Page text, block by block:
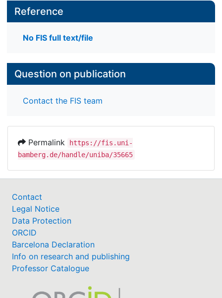
Reference
No FIS full text/file
Question on publication
Contact the FIS team
Permalink
https://fis.uni-
bamberg.de/handle/uniba/35665
Contact
Legal Notice
Data Protection
ORCID
Barcelona Declaration
Info on research and publishing
Professor Catalogue